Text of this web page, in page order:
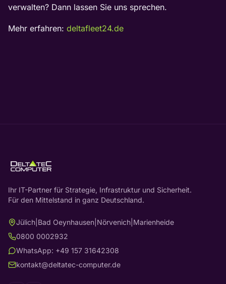
verwalten? Dann lassen Sie uns sprechen.
Mehr erfahren: deltafleet24.de
Ihr IT-Partner für Strategie, Infrastruktur und Sicherheit.
Für den Mittelstand in ganz Deutschland.
Jülich Bad Oeynhausen Nörvenich Marienheide
0800 0002932
WhatsApp: +49 157 31642308
kontakt@deltatec-computer.de